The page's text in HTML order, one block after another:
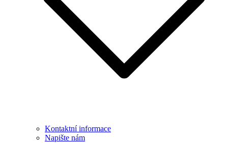
Kontaktní informace
Napište nám